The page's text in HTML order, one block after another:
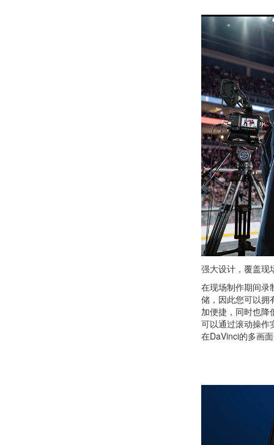
强大设计，覆盖现
在现场制作期间录
储，因此您可以拥
加便捷，同时也降
可以通过滚动操作
在DaVinci的多画